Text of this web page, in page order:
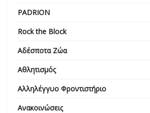
PADRION
Rock the Block
Αδέσποτα Ζώα
Αθλητισμός
Αλληλέγγυο Φροντιστήριο
Ανακοινώσεις